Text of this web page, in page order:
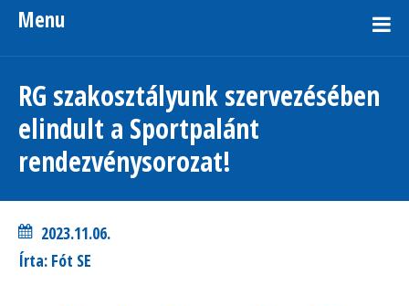
Menu
RG szakosztályunk szervezésében
elindult a Sportpalánt
rendezvénysorozat!
2023.11.06.
Írta: Fót SE